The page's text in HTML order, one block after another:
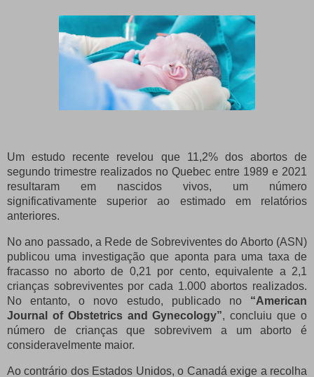
Um estudo recente revelou que 11,2% dos abortos de
segundo trimestre realizados no Quebec entre 1989 e 2021
resultaram em nascidos vivos, um número
significativamente superior ao estimado em relatórios
anteriores.
No ano passado, a Rede de Sobreviventes do Aborto (ASN)
publicou uma investigação que aponta para uma taxa de
fracasso no aborto de 0,21 por cento, equivalente a 2,1
crianças sobreviventes por cada 1.000 abortos realizados.
No entanto, o novo estudo, publicado no “American
Journal of Obstetrics and Gynecology”, concluiu que o
número de crianças que sobrevivem a um aborto é
consideravelmente maior.
Ao contrário dos Estados Unidos, o Canadá exige a recolha